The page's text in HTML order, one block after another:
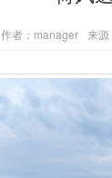
作者：manager 来源